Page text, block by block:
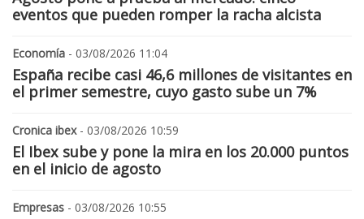
eventos que pueden romper la racha alcista
Economía - 03/08/2026 11:04
España recibe casi 46,6 millones de visitantes en
el primer semestre, cuyo gasto sube un 7%
Cronica ibex- 03/08/2026 10:59
El Ibex sube y pone la mira en los 20.000 puntos
en el inicio de agosto
Empresas - 03/08/2026 10:55